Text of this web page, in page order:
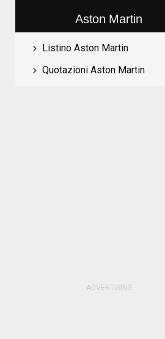
Aston Martin
Listino Aston Martin
Quotazioni Aston Martin